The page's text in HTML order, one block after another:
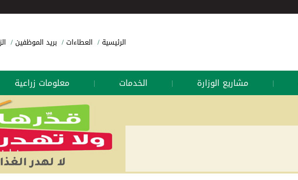
الرئيسية العطاءات بريد الموظفين
| مشاريع الوزارة | الخدمات | معلومات زراعية